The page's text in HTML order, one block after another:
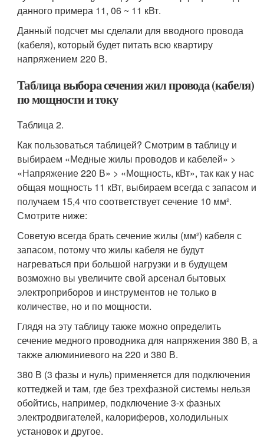
данного примера 11, 06 ~ 11 кВт.
Данный подсчет мы сделали для вводного провода
(кабеля), который будет питать всю квартиру
напряжением 220 В.
Таблица выбора сечения жил провода (кабеля)
по мощности и току
Таблица 2.
Как пользоваться таблицей? Смотрим в таблицу и
выбираем «Медные жилы проводов и кабелей» >
«Напряжение 220 В» > «Мощность, кВт», так как у нас
общая мощность 11 кВт, выбираем всегда с запасом и
получаем 15,4 что соответствует сечение 10 мм².
Смотрите ниже:
Советую всегда брать сечение жилы (мм²) кабеля с
запасом, потому что жилы кабеля не будут
нагреваться при большой нагрузки и в будущем
возможно вы увеличите свой арсенал бытовых
электроприборов и инструментов не только в
количестве, но и по мощности.
Глядя на эту таблицу также можно определить
сечение медного проводника для напряжения 380 В, а
также алюминиевого на 220 и 380 В.
380 В (3 фазы и нуль) применяется для подключения
коттеджей и там, где без трехфазной системы нельзя
обойтись, например, подключение 3-х фазных
электродвигателей, калориферов, холодильных
установок и другое.